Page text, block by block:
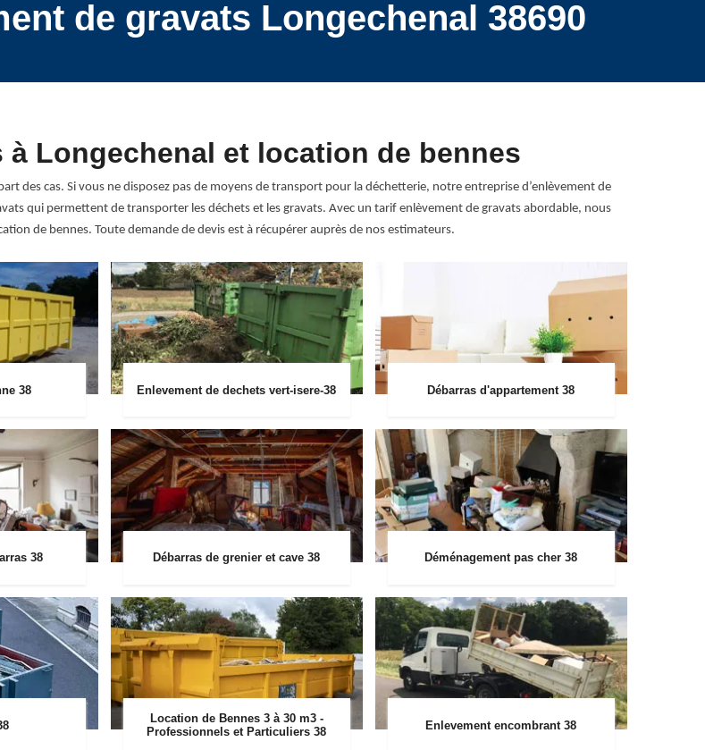
de gravats Longechenal 38690
à Longechenal et location de bennes
des cas. Si vous ne disposez pas de moyens de transport pour la déchetterie, notre entreprise d’enlèvement de
qui permettent de transporter les déchets et les gravats. Avec un tarif enlèvement de gravats abordable, nous
de bennes. Toute demande de devis est à récupérer auprès de nos estimateurs.
38 Enlevement de dechets vert-isere-38 Débarras d'appartement 38
38 Débarras de grenier et cave 38 Déménagement pas cher 38
Location de Bennes 3 à 30 m3 -
Professionnels et Particuliers 38
Enlevement encombrant 38